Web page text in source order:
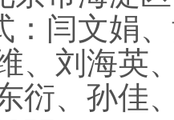
：闫文娟
、刘海英
衍、孙佳